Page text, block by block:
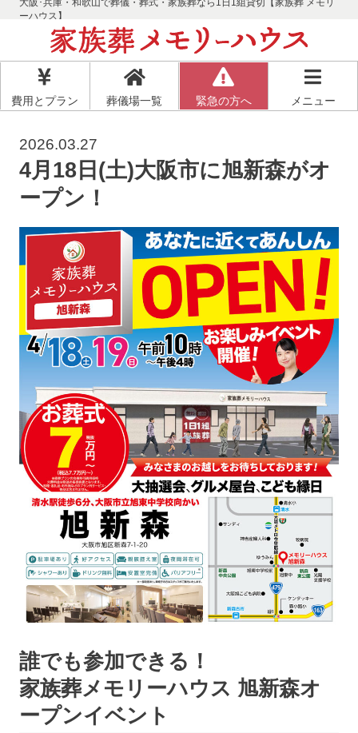
大阪･兵庫・和歌山で葬儀・葬式・家族葬なら1日1組貸切【家族葬 メモリ
ーハウス】
費用とプラン 葬儀場一覧 緊急の方へ メニュー
2026.03.27
4月18日(土)大阪市に旭新森がオ
ープン！
誰でも参加できる！
家族葬メモリーハウス 旭新森オ
ープンイベント